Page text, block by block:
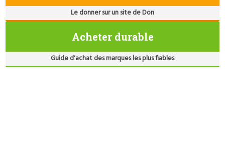
Le donner sur un site de Don
Acheter durable
Guide d'achat des marques les plus fiables